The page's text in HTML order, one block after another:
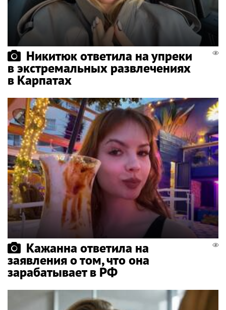
Никитюк ответила на упреки
в экстремальных развлечениях
в Карпатах
Кажанна ответила на
заявления о том, что она
зарабатывает в РФ